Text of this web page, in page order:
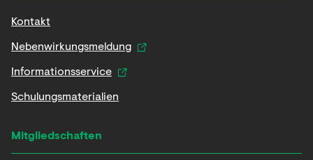
Kontakt
Nebenwirkungsmeldung
Informationsservice
Schulungsmaterialien
Mitgliedschaften